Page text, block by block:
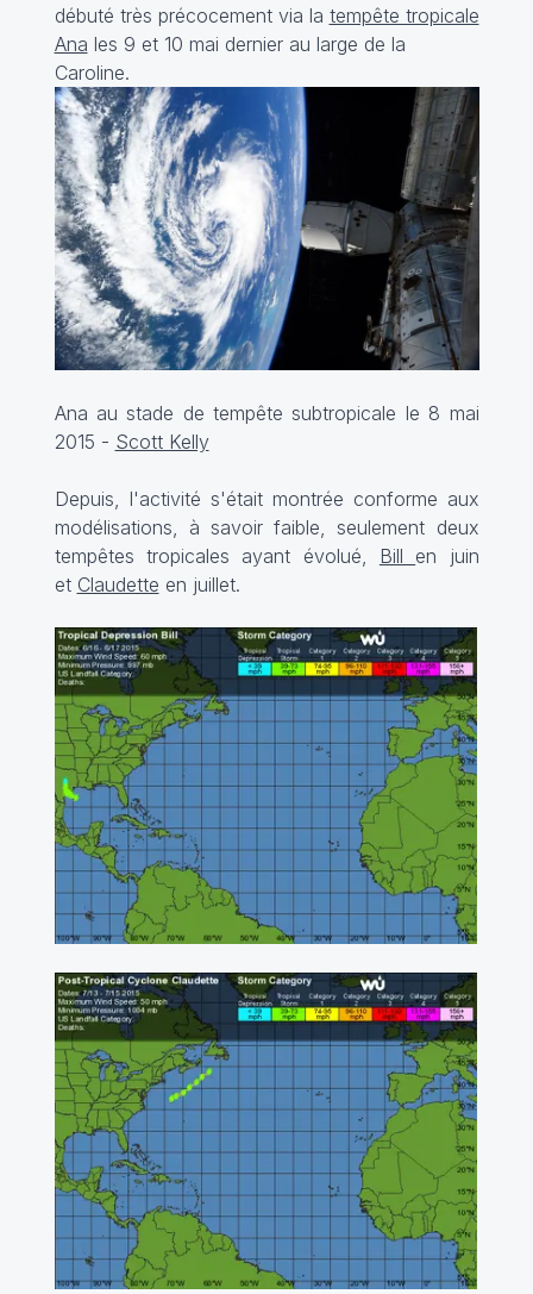
débuté très précocement via la tempête tropicale
Ana les 9 et 10 mai dernier au large de la
Caroline.
Ana au stade de tempête subtropicale le 8 mai
2015 - Scott Kelly
Depuis, l'activité s'était montrée conforme aux
modélisations, à savoir faible, seulement deux
tempêtes tropicales ayant évolué, Bill en juin
et Claudette en juillet.